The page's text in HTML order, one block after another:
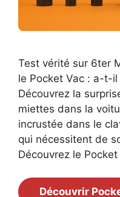
Test vérité sur 6ter
le Pocket Vac : a-t-
Découvrez la
miettes dans la
incrustée dans le
qui nécessitent de
Découvrez le
Découvrir